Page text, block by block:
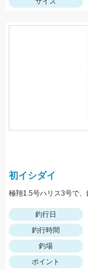
初イシダイ
釣行日
釣行時間
釣場
ポイント